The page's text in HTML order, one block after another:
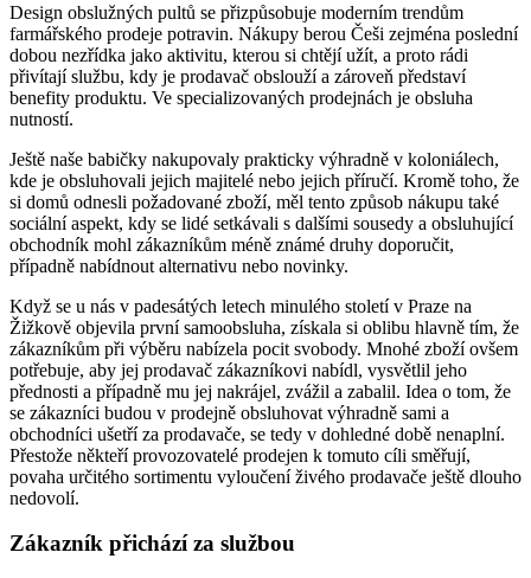
Design obslužných pultů se přizpůsobuje moderním trendům
farmářského prodeje potravin. Nákupy berou Češi zejména poslední
dobou nezřídka jako aktivitu, kterou si chtějí užít, a proto rádi
přivítají službu, kdy je prodavač obslouží a zároveň představí
benefity produktu. Ve specializovaných prodejnách je obsluha
nutností.
Ještě naše babičky nakupovaly prakticky výhradně v koloniálech,
kde je obsluhovali jejich majitelé nebo jejich příručí. Kromě toho, že
si domů odnesli požadované zboží, měl tento způsob nákupu také
sociální aspekt, kdy se lidé setkávali s dalšími sousedy a obsluhující
obchodník mohl zákazníkům méně známé druhy doporučit,
případně nabídnout alternativu nebo novinky.
Když se u nás v padesátých letech minulého století v Praze na
Žižkově objevila první samoobsluha, získala si oblibu hlavně tím, že
zákazníkům při výběru nabízela pocit svobody. Mnohé zboží ovšem
potřebuje, aby jej prodavač zákazníkovi nabídl, vysvětlil jeho
přednosti a případně mu jej nakrájel, zvážil a zabalil. Idea o tom, že
se zákazníci budou v prodejně obsluhovat výhradně sami a
obchodníci ušetří za prodavače, se tedy v dohledné době nenaplní.
Přestože někteří provozovatelé prodejen k tomuto cíli směřují,
povaha určitého sortimentu vyloučení živého prodavače ještě dlouho
nedovolí.
Zákazník přichází za službou